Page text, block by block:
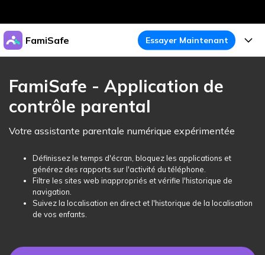
Produits phares
Utilité
Aperçu
Solutions
Actualités
Boutique
Support
FamiSafe Essayer Maintenant
FamiSafe
Protégez la Vie Numérique de Vos Enfants
Essai Gratuit
FamiSafe pour Écoles
Fonctionnalités
Activité de l'Appareil
Service de Localisation
Blog
Traceur de Localisation
Temps d'Écran
Blocage d'Apps
Ressources
Thèmes Phares
Guide FamiSafe
Tarifs
FamiSafe - Application de
contrôle parental
Votre assistante parentale numérique expérimentée
Définissez le temps d'écran, bloquez les applications et
générez des rapports sur l'activité du téléphone.
Filtre les sites web inappropriés et vérifie l'historique de
navigation.
Suivez la localisation en direct et l'historique de la localisation
de vos enfants.